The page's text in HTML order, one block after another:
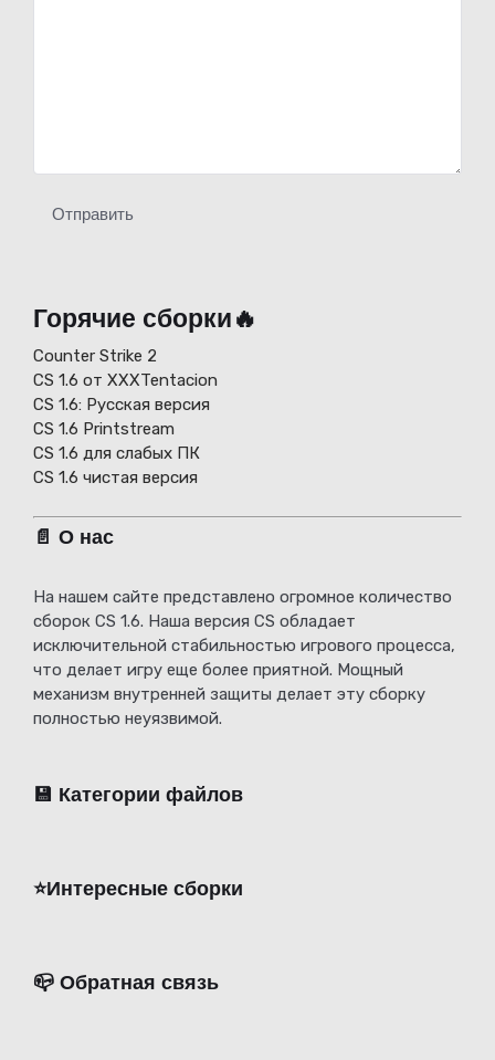
Отправить
Горячие сборки🔥
Counter Strike 2
CS 1.6 от XXXTentacion
СS 1.6: Русская версия
CS 1.6 Printstream
CS 1.6 для слабых ПК
CS 1.6 чистая версия
📄 О нас
На нашем сайте представлено огромное количество
сборок CS 1.6. Наша версия CS обладает
исключительной стабильностью игрового процесса,
что делает игру еще более приятной. Мощный
механизм внутренней защиты делает эту сборку
полностью неуязвимой.
💾 Категории файлов
⭐️Интересные сборки
📪 Обратная связь